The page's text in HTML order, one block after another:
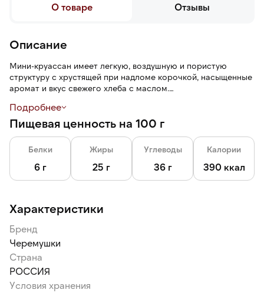
О товаре Отзывы
Описание
Мини-круассан имеет легкую, воздушную и пористую
структуру с хрустящей при надломе корочкой, насыщенные
аромат и вкус свежего хлеба с маслом.
Выпекается после разморозки в течение 13–15 минут при
температуре 180–190°С.
Подробнее
Пищевая ценность на 100 г
Белки
6 г
Жиры
25 г
Углеводы
36 г
Калории
390 ккал
Характеристики
Бренд
Черемушки
Страна
РОССИЯ
Условия хранения